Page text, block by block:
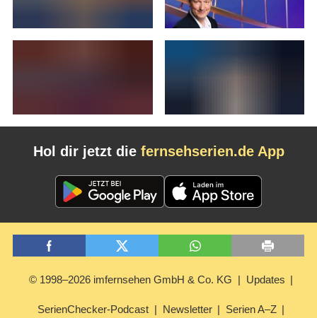
Hol dir jetzt die fernsehserien.de App
© 1998–2026 imfernsehen GmbH & Co. KG Updates
SerienChecker-Podcast Newsletter Serien A–Z